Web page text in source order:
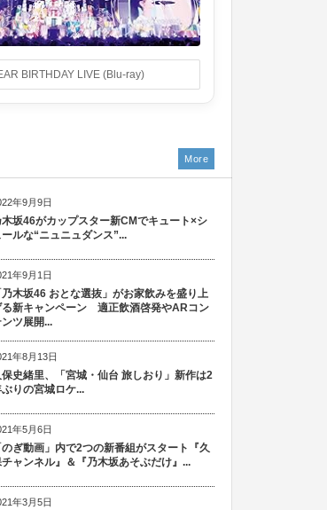
BIRTHDAY LIVE (Blu-ray)
年9月9日
木坂46がカップスター新CMでキュート×シ
ールな“ニュニュダンス”...
年9月1日
乃木坂46 おとな選抜」がお家飲みを盛り上
る新キャンペーン 適正飲酒啓発やARコン
ツ展開...
年8月13日
史緒里、「宮城・仙台 旅しおり」新作は2
りの宮城ロケ...
年5月6日
のぎ動画」内で2つの新番組がスタート『久
ャンネル』＆『乃木坂あそぶだけ』...
年3月5日
More